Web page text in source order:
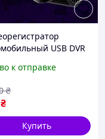
USB DVR
к Android
к отправке
₴
₴
Купить